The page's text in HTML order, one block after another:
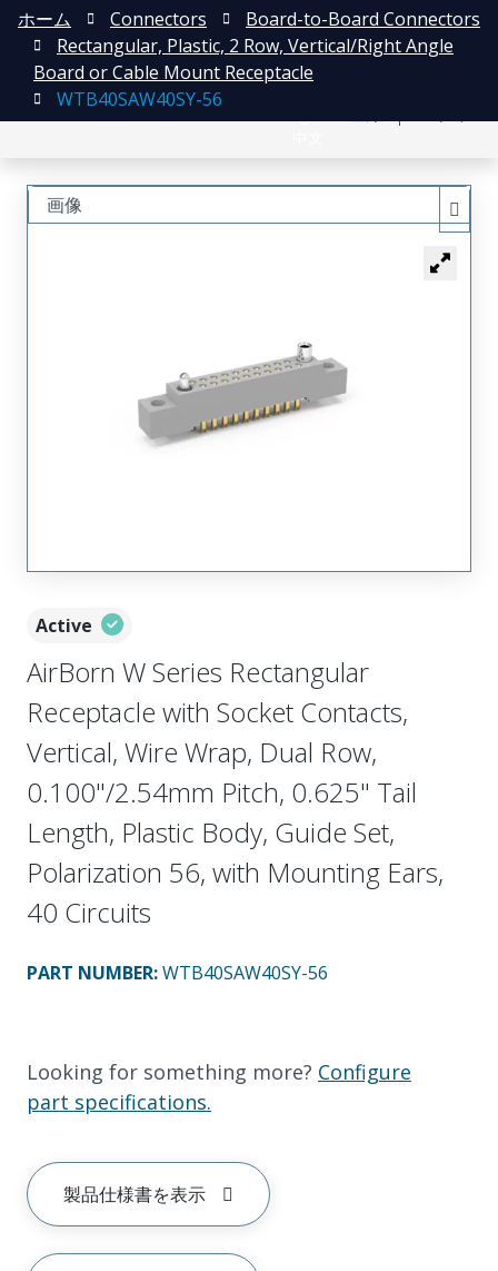
ホーム Connectors
Board-to-Board Connectors
Rectangular, Plastic, 2 Row, Vertical/Right Angle
Board or Cable Mount Receptacle
WTB40SAW40SY-56
Active
AirBorn W Series Rectangular
Receptacle with Socket Contacts,
Vertical, Wire Wrap, Dual Row,
0.100"/2.54mm Pitch, 0.625" Tail
Length, Plastic Body, Guide Set,
Polarization 56, with Mounting Ears,
40 Circuits
PART NUMBER:WTB40SAW40SY-56
Looking for something more? Configure
part specifications.
製品仕様書を表示
画像